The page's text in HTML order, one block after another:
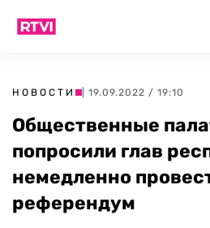
НОВОСТИ | 19.09.2022 / 19:10
Общественные
попросили глав
немедленно
референдум